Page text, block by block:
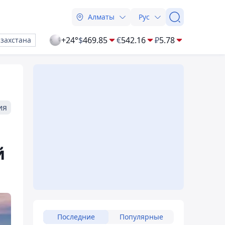
Алматы Рус
+24°$469.85 €542.16 ₽5.78
Последние Популярные